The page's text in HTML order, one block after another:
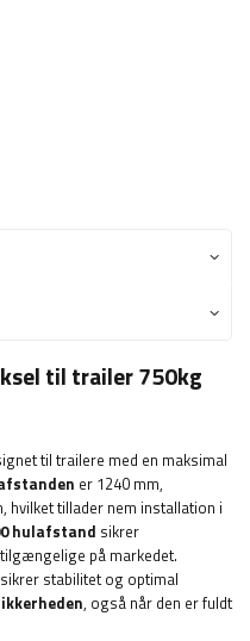
til trailer 750kg
til trailere med en maksimal
er 1240 mm,
hvilket tillader nem installation i
hulafstand sikrer
på markedet.
stabilitet og optimal
, også når den er fuldt